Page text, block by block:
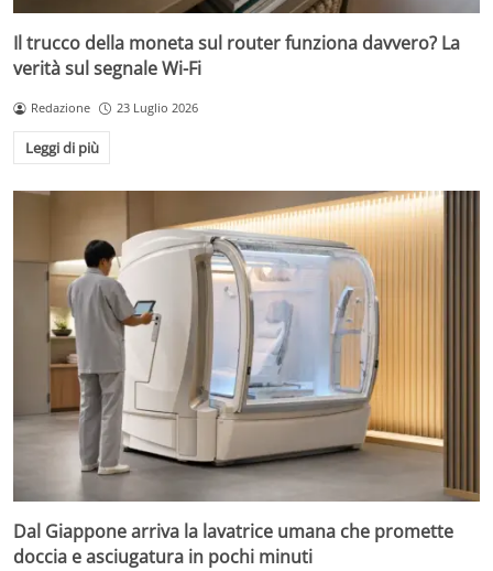
Il trucco della moneta sul router funziona davvero? La
verità sul segnale Wi-Fi
Redazione 23 Luglio 2026
Leggi di più
Dal Giappone arriva la lavatrice umana che promette
doccia e asciugatura in pochi minuti